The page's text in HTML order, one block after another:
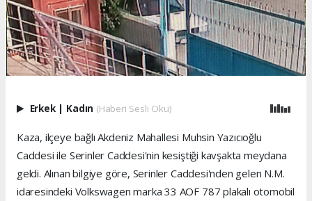
Erkek | Kadın (Haberi Sesli Oku)
Kaza, ilçeye bağlı Akdeniz Mahallesi Muhsin Yazıcıoğlu
Caddesi ile Serinler Caddesi'nin kesiştiği kavşakta meydana
geldi. Alınan bilgiye göre, Serinler Caddesi'nden gelen N.M.
idaresindeki Volkswagen marka 33 AOF 787 plakalı otomobil